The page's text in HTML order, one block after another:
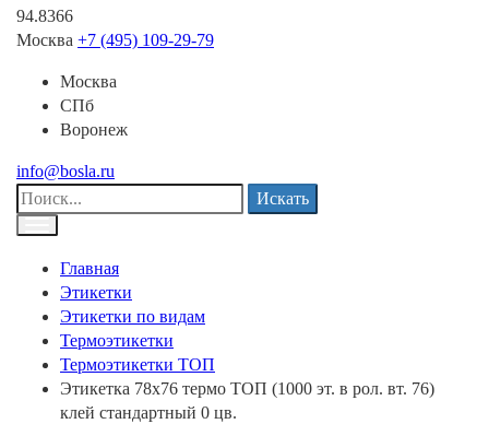
94.8366
Москва +7 (495) 109-29-79
Москва
СПб
Воронеж
info@bosla.ru
Искать
Главная
Этикетки
Этикетки по видам
Термоэтикетки
Термоэтикетки ТОП
Этикетка 78х76 термо ТОП (1000 эт. в рол. вт. 76)
клей стандартный 0 цв.